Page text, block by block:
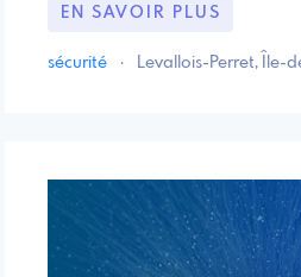
EN SAVOIR PLUS
sécurité · Levallois-Perret, Île-